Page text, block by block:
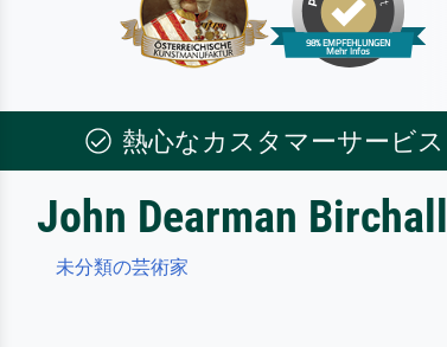
熱心なカスタマーサービス
John Dearman Birchall
未分類の芸術家